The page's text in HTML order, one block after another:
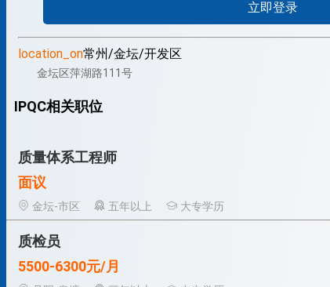
立即登录
location_on常州/金坛/开发区
金坛区萍湖路111号
IPQC相关职位
质量体系工程师
面议
金坛-市区
五年以上 大专学历
质检员
5500-6300元/月